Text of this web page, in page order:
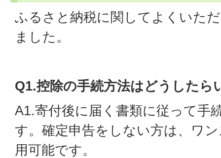
ふるさと納税に関してよくいた
ました。
Q1.控除の手続方法はどうしたら
A1.寄付後に届く書類に従って手
す。確定申告をしない方は、ワ
用可能です。